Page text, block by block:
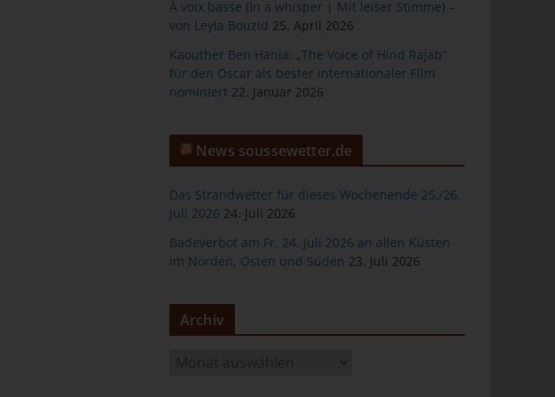
À voix basse (In a whisper | Mit leiser Stimme) –
von Leyla Bouzid 25. April 2026
Kaouther Ben Hania: „The Voice of Hind Rajab“
für den Oscar als bester internationaler Film
nominiert 22. Januar 2026
News soussewetter.de
Das Strandwetter für dieses Wochenende 25./26.
Juli 2026 24. Juli 2026
Badeverbot am Fr, 24. Juli 2026 an allen Küsten
im Norden, Osten und Süden 23. Juli 2026
Archiv
freiwillig für den bestimmten
einer sonstigen eindeutigen